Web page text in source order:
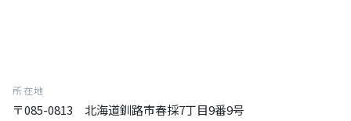
所在地
〒085-0813 北海道釧路市春採7丁目9番9号